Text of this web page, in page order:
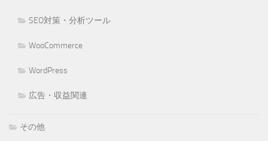
SEO対策・分析ツール
WooCommerce
WordPress
広告・収益関連
その他